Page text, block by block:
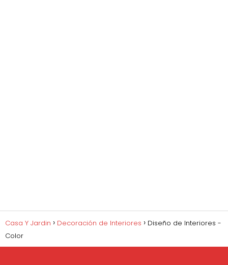
Casa Y Jardin Decoración de Interiores
Diseño de Interiores -
Color